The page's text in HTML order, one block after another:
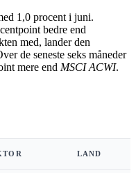
1,0 procent i juni.
bedre end
med, lander den
de seneste seks måneder
mere end MSCI ACWI.
LAND